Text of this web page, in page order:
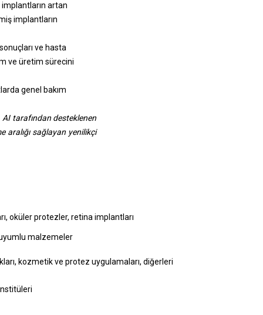
artan
implantların
ve hasta
ve üretim sürecini
genel bakım
AI tarafından desteklenen
aralığı sağlayan yenilikçi
oküler protezler, retina implantları
malzemeler
kozmetik ve protez uygulamaları, diğerleri